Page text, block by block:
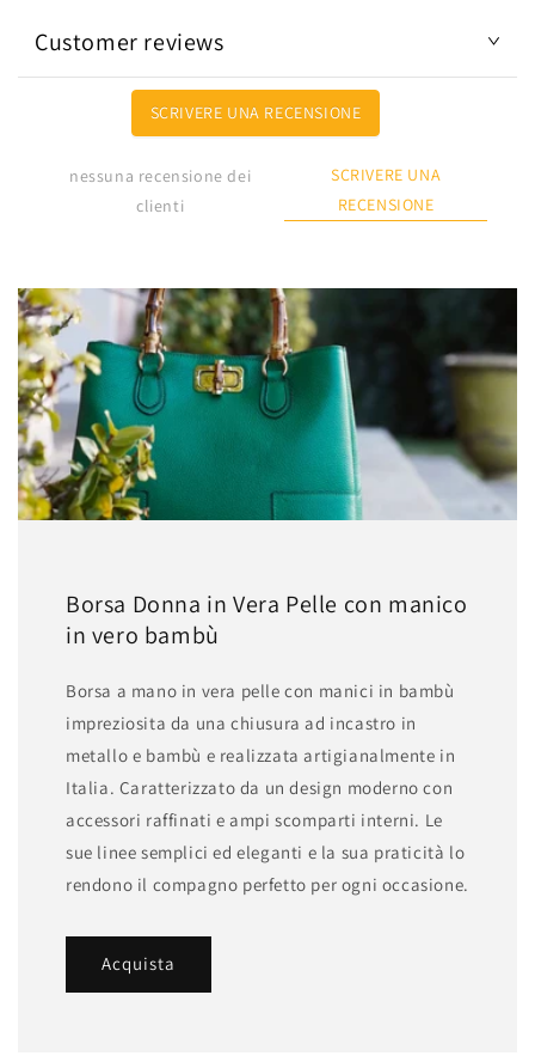
Customer reviews
SCRIVERE UNA RECENSIONE
nessuna recensione dei
clienti
SCRIVERE UNA
RECENSIONE
Borsa Donna in Vera Pelle con manico
in vero bambù
Borsa a mano in vera pelle con manici in bambù
impreziosita da una chiusura ad incastro in
metallo e bambù e realizzata artigianalmente in
Italia. Caratterizzato da un design moderno con
accessori raffinati e ampi scomparti interni. Le
sue linee semplici ed eleganti e la sua praticità lo
rendono il compagno perfetto per ogni occasione.
Acquista